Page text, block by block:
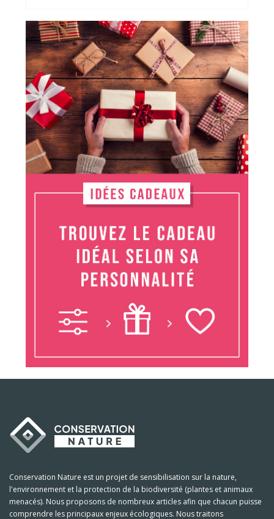
Conservation Nature est un projet de sensibilisation sur la nature,
l'environnement et la protection de la biodiversité (plantes et animaux
menacés). Nous proposons de nombreux articles afin que chacun puisse
comprendre les principaux enjeux écologiques. Nous traitons